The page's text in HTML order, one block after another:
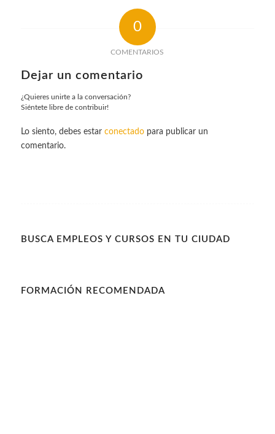
0
COMENTARIOS
Dejar un comentario
¿Quieres unirte a la conversación?
Siéntete libre de contribuir!
Lo siento, debes estar conectadopara publicar un
comentario.
BUSCA EMPLEOS Y CURSOS EN TU CIUDAD
FORMACIÓN RECOMENDADA